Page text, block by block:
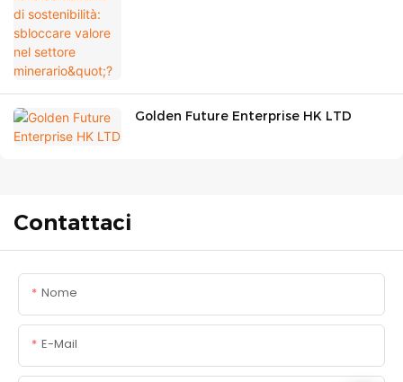
Golden Future Enterprise HK LTD
Contattaci
Nome
E-Mail